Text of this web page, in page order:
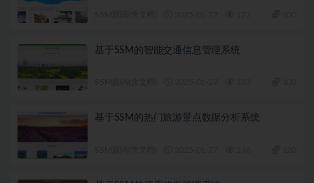
基于SSM的智能交通信息管理系统
基于SSM的热门旅游景点数据分析系统